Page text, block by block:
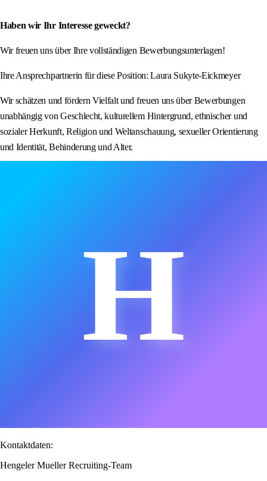
Haben wir Ihr Interesse geweckt?
Wir freuen uns über Ihre vollständigen Bewerbungsunterlagen!
Ihre Ansprechpartnerin für diese Position: Laura Sukyte-Eickmeyer
Wir schätzen und fördern Vielfalt und freuen uns über Bewerbungen
unabhängig von Geschlecht, kulturellem Hintergrund, ethnischer und
sozialer Herkunft, Religion und Weltanschauung, sexueller Orientierung
und Identität, Behinderung und Alter.
H
Kontaktdaten:
Hengeler Mueller Recruiting-Team